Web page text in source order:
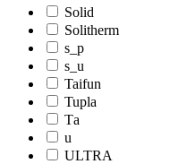
Solid
Solitherm
s_p
s_u
Taifun
Tupla
Tа
u
ULTRA